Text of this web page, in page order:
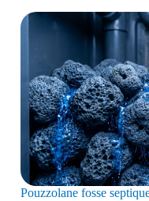
Pouzzolane fosse